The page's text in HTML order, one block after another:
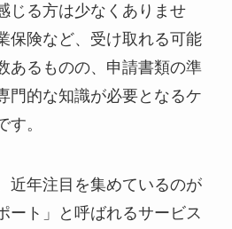
じる方は少なくありませ
保険など、受け取れる可能
あるものの、申請書類の準
門的な知識が必要となるケ
。
近年注目を集めているのが
ート」と呼ばれるサービス